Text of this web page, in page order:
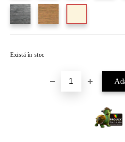
Există în stoc